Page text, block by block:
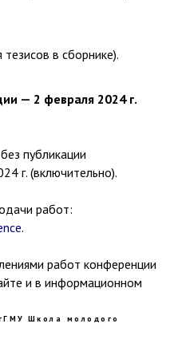
тезисов в сборнике).
— 2 февраля 2024 г.
публикации
г. (включительно).
работ:
.
работ конференции
и в информационном
Школа молодого